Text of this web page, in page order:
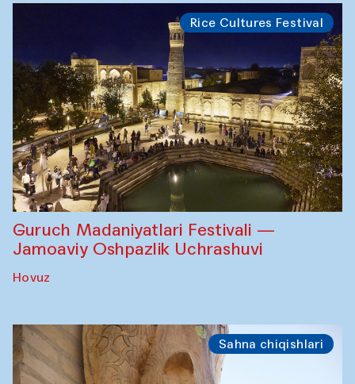
Rice Cultures Festival
Guruch Madaniyatlari Festivali —
Jamoaviy Oshpazlik Uchrashuvi
Hovuz
Sahna chiqishlari